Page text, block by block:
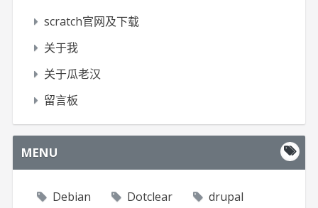
scratch官网及下载
关于我
关于瓜老汉
留言板
MENU
Debian Dotclear drupal